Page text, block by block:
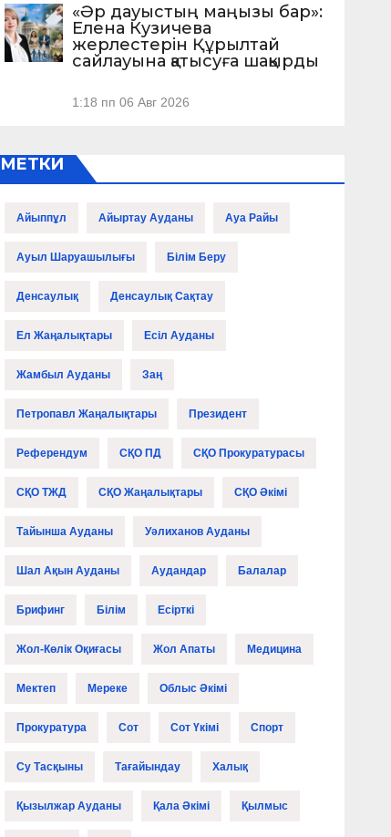
«Әр дауыстың маңызы бар»:
Елена Кузичева
жерлестерін Құрылтай
сайлауына қатысуға шақырды
1:18 пп 06 Авг 2026
МЕТКИ
Айыппұл Айыртау Ауданы Ауа Райы
Ауыл Шаруашылығы Білім Беру
Денсаулық Денсаулық Сақтау
Ел Жаңалықтары Есіл Ауданы
Жамбыл Ауданы Заң
Петропавл Жаңалықтары Президент
Референдум СҚО ПД СҚО Прокуратурасы
СҚО ТЖД СҚО Жаңалықтары СҚО Әкімі
Тайынша Ауданы Уәлиханов Ауданы
Шал Ақын Ауданы Аудандар Балалар
Брифинг Білім Есірткі
Жол-Көлік Оқиғасы Жол Апаты Медицина
Мектеп Мереке Облыс Әкімі
Прокуратура Сот Сот Үкімі Спорт
Су Тасқыны Тағайындау Халық
Қызылжар Ауданы Қала Әкімі Қылмыс